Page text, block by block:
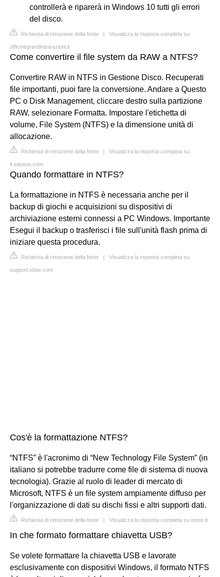
controllerà e riparerà in Windows 10 tutti gli errori
del disco.
Richiesta di rimozione della fonte | Visualizza la risposta completa su
officinegrandiriparazioni.it
Come convertire il file system da RAW a NTFS?
Convertire RAW in NTFS in Gestione Disco. Recuperati
file importanti, puoi fare la conversione. Andare a Questo
PC o Disk Management, cliccare destro sulla partizione
RAW, selezionare Formatta. Impostare l'etichetta di
volume, File System (NTFS) e la dimensione unità di
allocazione.
Richiesta di rimozione della fonte | Visualizza la risposta completa su
it.easeus.com
Quando formattare in NTFS?
La formattazione in NTFS è necessaria anche per il
backup di giochi e acquisizioni su dispositivi di
archiviazione esterni connessi a PC Windows. Importante
Esegui il backup o trasferisci i file sull'unità flash prima di
iniziare questa procedura.
Richiesta di rimozione della fonte | Visualizza la risposta completa su
support.xbox.com
Cos'è la formattazione NTFS?
“NTFS” è l'acronimo di “New Technology File System” (in
italiano si potrebbe tradurre come file di sistema di nuova
tecnologia). Grazie al ruolo di leader di mercato di
Microsoft, NTFS è un file system ampiamente diffuso per
l'organizzazione di dati su dischi fissi e altri supporti dati.
Richiesta di rimozione della fonte | Visualizza la risposta completa su ionos.it
In che formato formattare chiavetta USB?
Se volete formattare la chiavetta USB e lavorate
esclusivamente con dispositivi Windows, il formato NTFS